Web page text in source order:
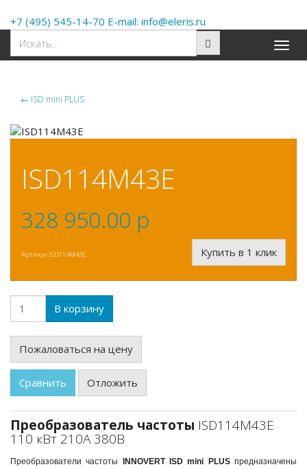
+7 (495) 545-14-70 E-mail: info@eleris.ru
Toggle
← ISD mini PLUS
ISD114M43E
328 950.00 p
Купить в 1 клик
Артикул ISD114M43E
В корзину
Пожаловаться на цену
Сравнить Отложить
Преобразователь частоты ISD114M43E
110 кВт 210А 380В
Преобразователи частоты INNOVERT ISD mini PLUSпредназначены